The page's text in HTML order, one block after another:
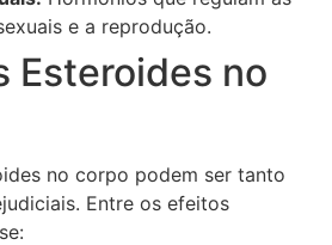
e a reprodução.
Esteroides no
no corpo podem ser tanto
Entre os efeitos